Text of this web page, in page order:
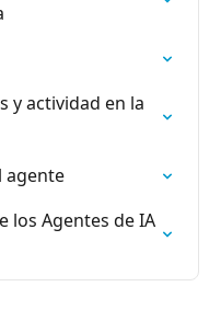
y actividad en la
agente
los Agentes de IA